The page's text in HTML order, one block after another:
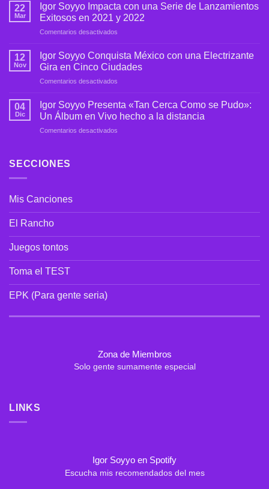
Álbum
«Tu
de
Igor
22
Mar
Igor Soyyo Impacta con una Serie de Lanzamientos
Exitosos en 2021 y 2022
Comentarios desactivados
Soyyo
Impacta
con
de
Lanzamientos
12
Nov
Igor Soyyo Conquista México con una Electrizante
Gira en Cinco Ciudades
Comentarios desactivados
Soyyo
Conquista
México
04
Dic
Igor Soyyo Presenta «Tan Cerca Como se Pudo»:
Un Álbum en Vivo hecho a la distancia
Comentarios desactivados
Pudo»:
hecho
la
SECCIONES
Mis Canciones
El Rancho
Juegos tontos
Toma el TEST
EPK (Para gente seria)
Zona de Miembros
Solo gente sumamente especial
LINKS
Igor Soyyo en Spotify
Escucha mis recomendados del mes